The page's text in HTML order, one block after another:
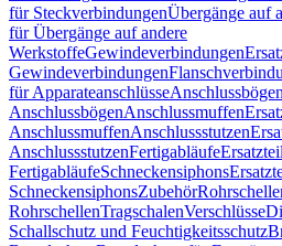
für SteckverbindungenÜbergänge auf
für Übergänge auf andere
WerkstoffeGewindeverbindungen
Gewindeverbindungen
für ApparateanschlüsseAnschlussbögen
AnschlussbögenAnschlussmuffen
AnschlussmuffenAnschlussstutzen
AnschlussstutzenFertigabläufe
FertigabläufeSchneckensiphons
SchneckensiphonsZubehör
RohrschellenTragschalenVerschlüsse
Schallschutz und Feuchtigkeitsschutz